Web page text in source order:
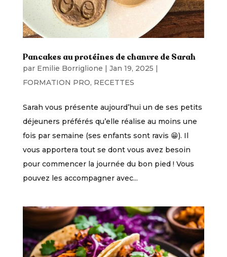
Pancakes au protéines de chanvre de Sarah
par Emilie Borriglione | Jan 19, 2025 |
FORMATION PRO, RECETTES
Sarah vous présente aujourd’hui un de ses petits
déjeuners préférés qu’elle réalise au moins une
fois par semaine (ses enfants sont ravis 😁). Il
vous apportera tout se dont vous avez besoin
pour commencer la journée du bon pied ! Vous
pouvez les accompagner avec...